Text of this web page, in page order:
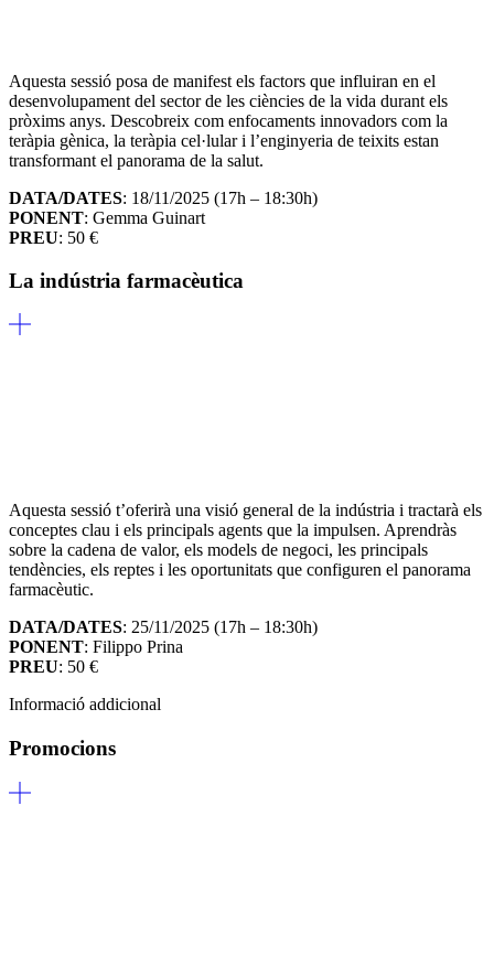
Aquesta sessió posa de manifest els factors que influiran en el
desenvolupament del sector de les ciències de la vida durant els
pròxims anys. Descobreix com enfocaments innovadors com la
teràpia gènica, la teràpia cel·lular i l’enginyeria de teixits estan
transformant el panorama de la salut.
DATA/DATES: 18/11/2025 (17h – 18:30h)
PONENT: Gemma Guinart
PREU: 50 €
La indústria farmacèutica
Aquesta sessió t’oferirà una visió general de la indústria i tractarà els
conceptes clau i els principals agents que la impulsen. Aprendràs
sobre la cadena de valor, els models de negoci, les principals
tendències, els reptes i les oportunitats que configuren el panorama
farmacèutic.
DATA/DATES: 25/11/2025 (17h – 18:30h)
PONENT: Filippo Prina
PREU: 50 €
Informació addicional
Promocions